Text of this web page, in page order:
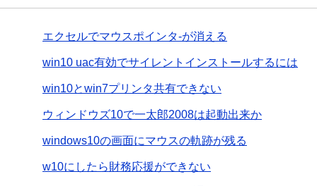
エクセルでマウスポインタ-が消える
win10 uac有効でサイレントインストールするには
win10とwin7プリンタ共有できない
ウィンドウズ10で一太郎2008は起動出来か
windows10の画面にマウスの軌跡が残る
w10にしたら財務応援ができない